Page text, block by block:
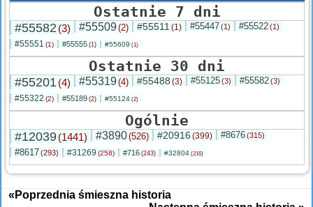
Ostatnie 7 dni
#55582 (3) #55509(2) #55511 (1) #55447(1) #55522(1)
#55551 (1) #55555 (1) #55609 (1)
Ostatnie 30 dni
#55201(4) #55319(4) #55488 (3) #55125(3) #55582(3)
#55322 (2) #55189 (2) #55124 (2)
Ogólnie
#12039(1441) #3890(526) #20916 (399) #8676(315)
#8617(293) #31269 (258) #716 (243) #32804 (216)
«Poprzednia śmieszna historia